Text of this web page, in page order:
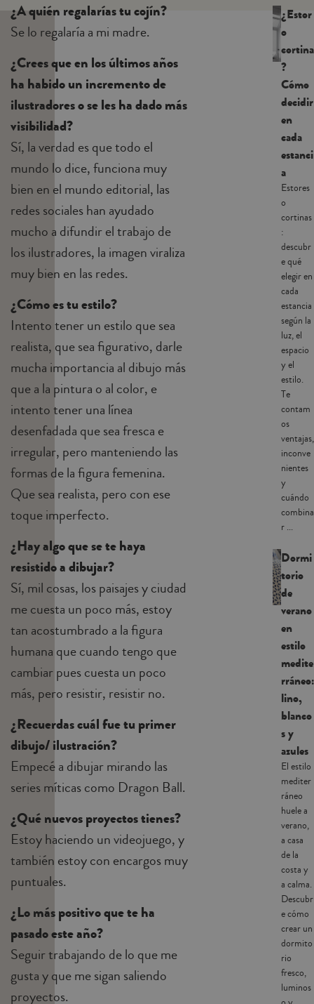
¿A quién regalarías tu cojín?
Se lo regalaría a mi madre.
¿Crees que en los últimos años
ha habido un incremento de
ilustradores o se les ha dado más
visibilidad?
Sí, la verdad es que todo el
mundo lo dice, funciona muy
bien en el mundo editorial, las
redes sociales han ayudado
mucho a difundir el trabajo de
los ilustradores, la imagen viraliza
muy bien en las redes.
¿Cómo es tu estilo?
Intento tener un estilo que sea
realista, que sea figurativo, darle
mucha importancia al dibujo más
que a la pintura o al color, e
intento tener una línea
desenfadada que sea fresca e
irregular, pero manteniendo las
formas de la figura femenina.
Que sea realista, pero con ese
toque imperfecto.
¿Hay algo que se te haya
resistido a dibujar?
Sí, mil cosas, los paisajes y ciudad
me cuesta un poco más, estoy
tan acostumbrado a la figura
humana que cuando tengo que
cambiar pues cuesta un poco
más, pero resistir, resistir no.
¿Recuerdas cuál fue tu primer
dibujo/ ilustración?
Empecé a dibujar mirando las
series míticas como Dragon Ball.
¿Qué nuevos proyectos tienes?
Estoy haciendo un videojuego, y
también estoy con encargos muy
puntuales.
¿Lo más positivo que te ha
pasado este año?
Seguir trabajando de lo que me
gusta y que me sigan saliendo
proyectos.
¿Estor
o
cortina
?
Cómo
decidir
en
cada
estanci
a
Estores
o
cortinas
:
descubr
e qué
elegir en
cada
estancia
según la
luz, el
espacio
y el
estilo.
Te
contam
os
ventajas,
inconve
nientes
y
cuándo
combina
r ...
Dormi
torio
de
verano
en
estilo
medite
rráneo:
lino,
blanco
s y
azules
El estilo
mediter
ráneo
huele a
verano,
a casa
de la
costa y
a calma.
Descubr
e cómo
crear un
dormito
rio
fresco,
luminos